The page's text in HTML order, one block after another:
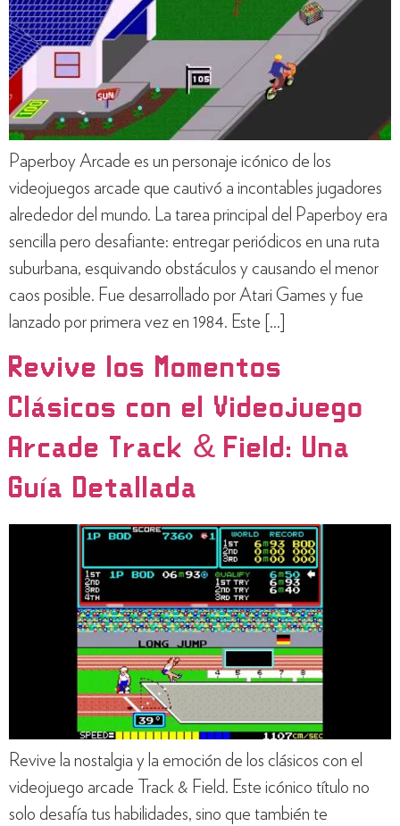
Paperboy Arcade es un personaje icónico de los
videojuegos arcade que cautivó a incontables jugadores
alrededor del mundo. La tarea principal del Paperboy era
sencilla pero desafiante: entregar periódicos en una ruta
suburbana, esquivando obstáculos y causando el menor
caos posible. Fue desarrollado por Atari Games y fue
lanzado por primera vez en 1984. Este […]
Revive los Momentos
Clásicos con el Videojuego
Arcade Track & Field: Una
Guía Detallada
Revive la nostalgia y la emoción de los clásicos con el
videojuego arcade Track & Field. Este icónico título no
solo desafía tus habilidades, sino que también te